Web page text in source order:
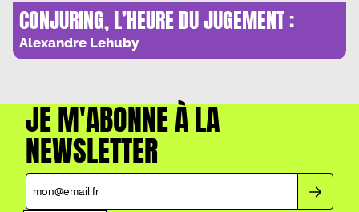
CONJURING, L’HEURE DU JUGEMENT :
DIABLE BOITEUX
Alexandre Lehuby
JE M'ABONNE À LA
NEWSLETTER